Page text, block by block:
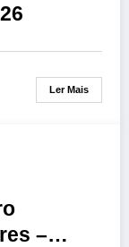
Ler Mais
–